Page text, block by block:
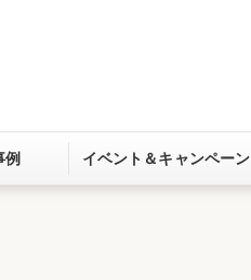
玄関まわり
ペース カースペース
お客さま満足度アンケート
例 イベント＆キャンペーン